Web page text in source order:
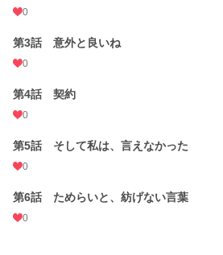
0
第3話 意外と良いね
0
第4話 契約
0
第5話 そして私は、言えなかった
0
第6話 ためらいと、紡げない言葉
0